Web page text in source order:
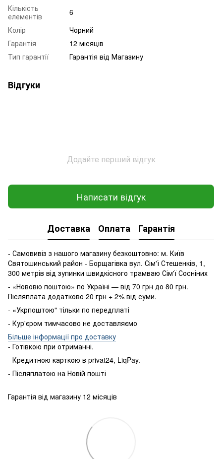
Кількість
елементів
6
Колір
Чорний
Гарантія
12 місяців
Тип гарантії
Гарантія від Магазину
Відгуки
Додайте перший відгук
Написати відгук
Доставка Оплата Гарантія
- Самовивіз з нашого магазину безкоштовно: м. Київ
Святошинський район - Борщагівка вул. Сім'ї Стешенків, 1,
300 метрів від зупинки швидкісного трамваю Сім'ї Сосніних
- «Нововю поштою» по Україні — від 70 грн до 80 грн.
Післяплата додатково 20 грн + 2% від суми.
- «Укрпоштою" тільки по передплаті
- Кур'єром тимчасово не доставляємо
Більше інформації про доставку
- Готівкою при отриманні.
- Кредитною карткою в privat24, LiqPay.
- Післяплатою на Новій пошті
Гарантія від магазину 12 місяців